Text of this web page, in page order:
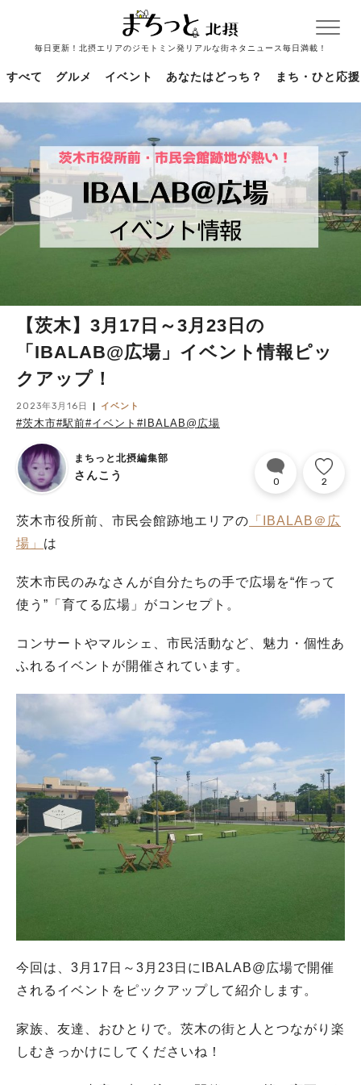
毎日更新！北摂エリアのジモトミン発リアルな街ネタニュース毎日満載！
すべて グルメ イベント あなたはどっち？ まち・ひと応援
【茨木】3月17日～3月23日の
「IBALAB@広場」イベント情報ピッ
クアップ！
2023年3月16日 イベント
#茨木市#駅前#イベント #IBALAB@広場
まちっと北摂編集部
さんこう 0 2
茨木市役所前、市民会館跡地エリアの 「IBALAB＠広
場」 は
茨木市民のみなさんが自分たちの手で広場を“作って
使う”「育てる広場」がコンセプト。
コンサートやマルシェ、市民活動など、魅力・個性あ
ふれるイベントが開催されています。
今回は、3月17日～3月23日にIBALAB@広場で開催
されるイベントをピックアップして紹介します。
家族、友達、おひとりで。茨木の街と人とつながり楽
しむきっかけにしてくださいね！